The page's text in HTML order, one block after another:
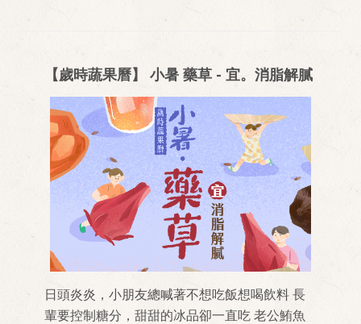
【歲時蔬果曆】 小暑 藥草 - 宜。消脂解膩
日頭炎炎，小朋友總喊著不想吃飯想喝飲料 長
輩要控制糖分，甜甜的冰品卻一直吃 老公鮪魚